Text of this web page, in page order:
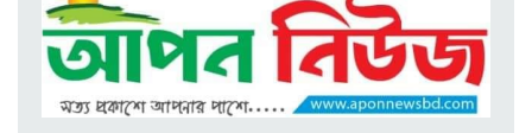
আলীপুরে ব্যবসায়ীকে কু’পি’য়ে ও
পি’টি’য়ে জ’খ’মে’র মা’ম’লায়
প্রধান আ’সা’মি গ্রে’প্তা’র